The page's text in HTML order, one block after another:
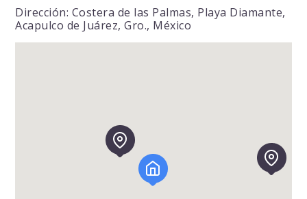
Dirección: Costera de las Palmas, Playa Diamante,
Acapulco de Juárez, Gro., México